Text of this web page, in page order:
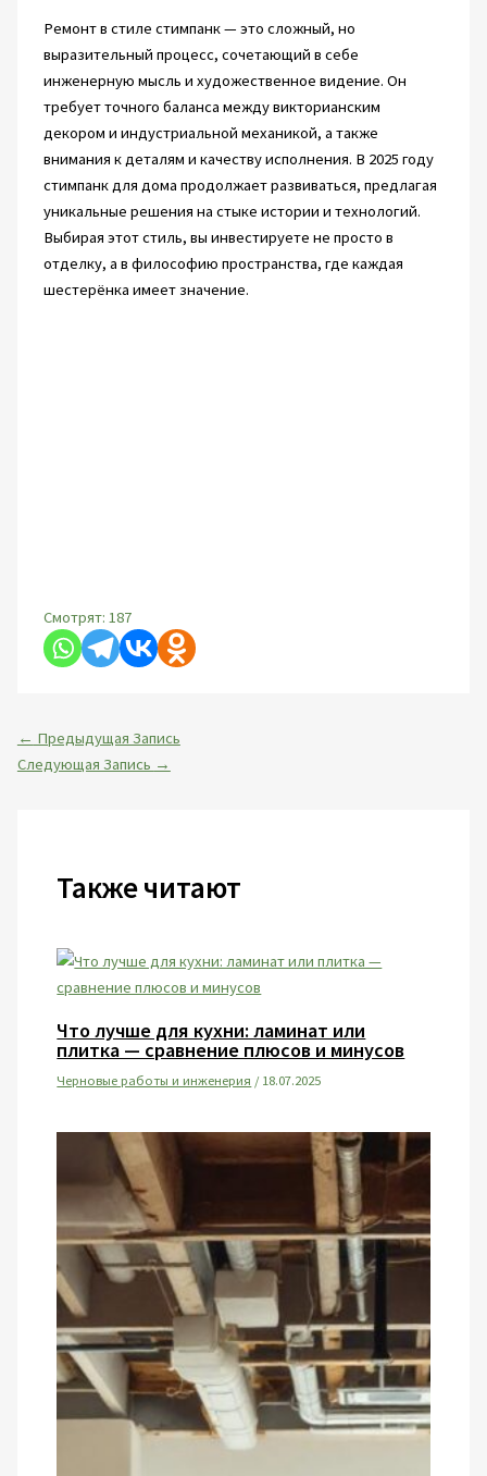
Ремонт в стиле стимпанк — это сложный, но
выразительный процесс, сочетающий в себе
инженерную мысль и художественное видение. Он
требует точного баланса между викторианским
декором и индустриальной механикой, а также
внимания к деталям и качеству исполнения. В 2025 году
стимпанк для дома продолжает развиваться, предлагая
уникальные решения на стыке истории и технологий.
Выбирая этот стиль, вы инвестируете не просто в
отделку, а в философию пространства, где каждая
шестерёнка имеет значение.
Смотрят: 187
← Предыдущая Запись
Следующая Запись →
Также читают
Что лучше для кухни: ламинат или
плитка — сравнение плюсов и минусов
Черновые работы и инженерия /18.07.2025